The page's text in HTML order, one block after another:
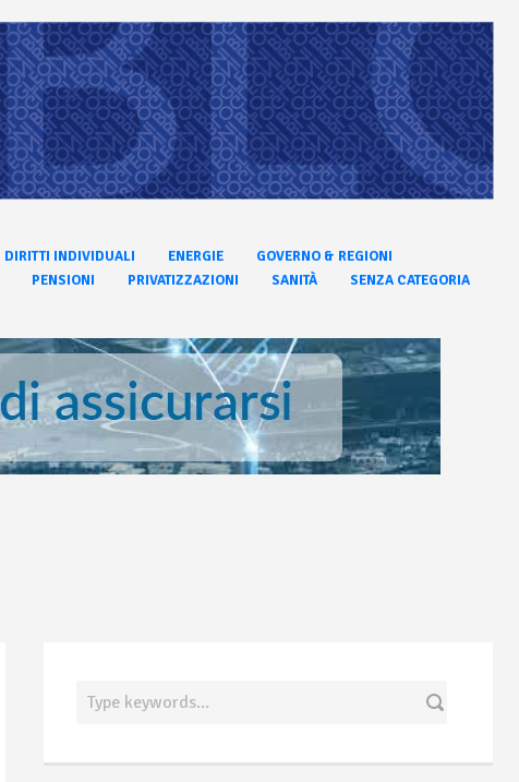
DIRITTI INDIVIDUALI ENERGIE
GOVERNO & REGIONI
PENSIONI PRIVATIZZAZIONI SANITÀ
SENZA CATEGORIA